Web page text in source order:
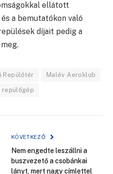
ellátott
a bemutatókon való
díjait pedig a
Repülőtér Malév Aeroklub
repülőgép
KÖVETKEZŐ
Nem engedte leszállni a
buszvezető a csobánkai
lányt, mert nagy címlettel